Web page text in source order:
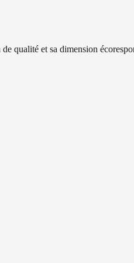
qualité et sa dimension